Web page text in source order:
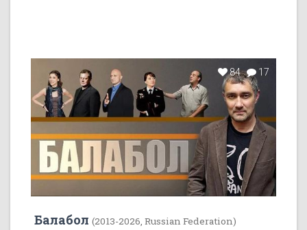
84 17
Балабол (2013-2026, Russian Federation)